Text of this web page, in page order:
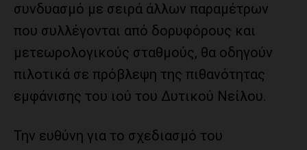
συνδυασμό με σειρά άλλων παραμέτρων
που συλλέγονται από δορυφόρους και
μετεωρολογικούς σταθμούς, θα οδηγούν
πιλοτικά σε πρόβλεψη της πιθανότητας
εμφάνισης του ιού του Δυτικού Νείλου.
Την ευθύνη για το σχεδιασμό του